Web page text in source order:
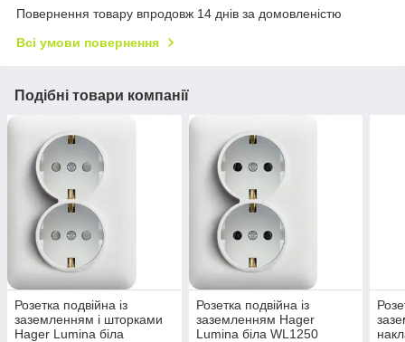
Повернення товару впродовж 14 днів за домовленістю
Всі умови повернення
Подібні товари компанії
Розетка подвійна із
заземленням і шторками
Hager Lumina біла
Розетка подвійна із
заземленням Hager
Lumina біла WL1250